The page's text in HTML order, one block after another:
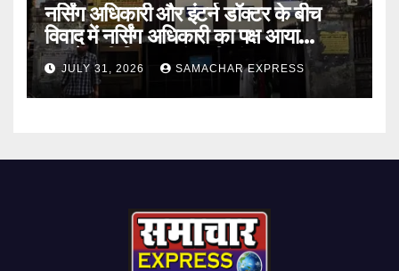
नर्सिंग अधिकारी और इंटर्न डॉक्टर के बीच
विवाद में नर्सिंग अधिकारी का पक्ष आया
सामने,करी निष्पक्ष जांच की मांग
JULY 31, 2026 SAMACHAR EXPRESS